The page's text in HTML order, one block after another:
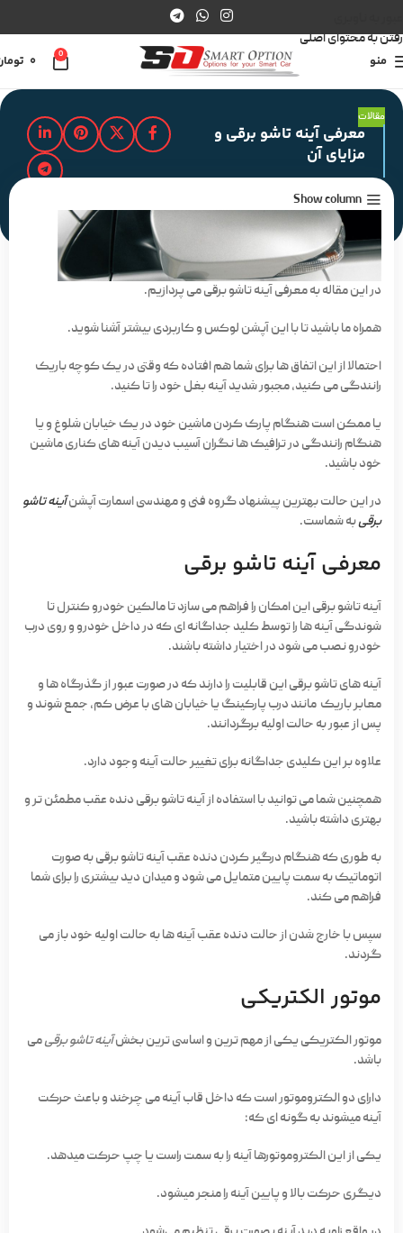
رفتن به محتوای اصلی
منو
0
مقالات
معرفی آینه تاشو برقی و
مزایای آن
مدت زمان مطالعه : 2 دقیقه
Show column
در این مقاله به معرفی آینه تاشو برقی می پردازیم.
همراه ما باشید تا با این آپشن لوکس و کاربردی بیشتر آشنا شوید.
احتمالا از این اتفاق ها برای شما هم افتاده که وقتی در یک کوچه باریک
رانندگی می کنید، مجبور شدید آینه بغل خود را تا کنید.
یا ممکن است هنگام پارک کردن ماشین خود در یک خیابان شلوغ و یا
هنگام رانندگی در ترافیک ها نگران آسیب دیدن آینه های کناری ماشین
خود باشید.
در این حالت بهترین پیشنهاد گروه فنی و مهندسی اسمارت آپشنآینه تاشو
برقیبه شماست.
معرفی آینه تاشو برقی
آینه تاشو برقی این امکان را فراهم می سازد تا مالکین خودرو کنترل تا
شوندگی آینه ها را توسط کلید جداگانه ای که در داخل خودرو و روی درب
خودرو نصب می شود در اختیار داشته باشند.
آینه های تاشو برقی این قابلیت را دارند که در صورت عبور از گذرگاه ها و
معابر باریک مانند درب پارکینگ یا خیابان های با عرض کم، جمع شوند و
پس از عبور به حالت اولیه برگردانند.
علاوه بر این کلیدی جداگانه برای تغییر حالت آینه وجود دارد.
همچنین شما می توانید با استفاده از آینه تاشو برقی دنده عقب مطمئن تر و
بهتری داشته باشید.
به طوری که هنگام درگیر کردن دنده عقب آینه تاشو برقی به صورت
اتوماتیک به سمت پایین متمایل می شود و میدان دید بیشتری را برای شما
فراهم می کند.
سپس با خارج شدن از حالت دنده عقب آینه ها به حالت اولیه خود باز می
گردند.
موتور الکتریکی
موتور الکتریکی یکی از مهم ترین و اساسی ترین بخشآینه تاشو برقیمی
باشد.
دارای دو الکتروموتور است که داخل قاب آینه می چرخند و باعث حرکت
آینه میشوند به گونه ای که:
یکی از این الکتروموتورها آینه را به سمت راست یا چپ حرکت میدهد.
دیگری حرکت بالا و پایین آینه را منجر میشود.